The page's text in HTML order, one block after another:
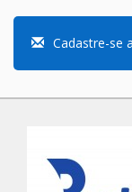
Cadastre-se